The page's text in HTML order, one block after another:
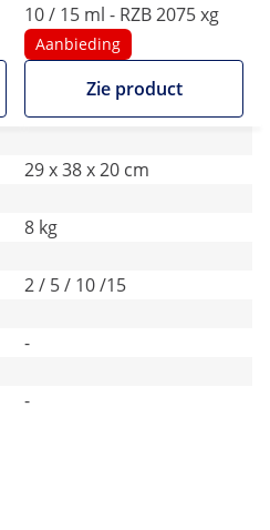
10 / 15 ml - RZB 2075 xg
Aanbieding
Zie product
29 x 38 x 20 cm
8 kg
2 / 5 / 10 /15
-
-